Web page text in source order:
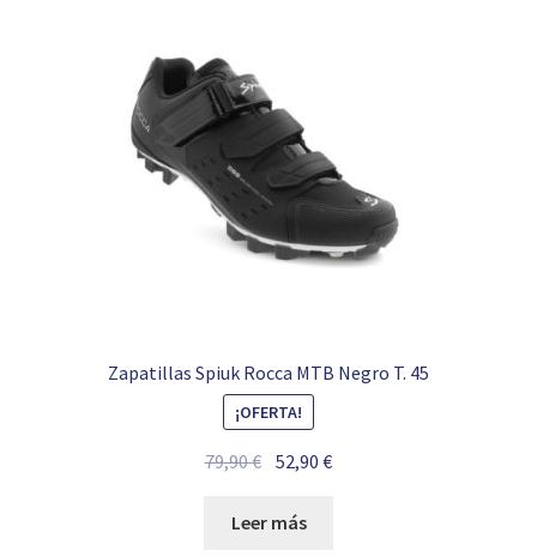
Zapatillas Spiuk Rocca MTB Negro T. 45
¡OFERTA!
79,90€ El
original
52,90€El
Leer más